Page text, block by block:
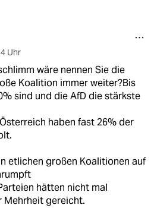
Uhr
wäre nennen Sie die
Koalition immer weiter?Bis
sind und die AfD die stärkste
haben fast 26% der
etlichen großen Koalitionen auf
hätten nicht mal
Mehrheit gereicht.